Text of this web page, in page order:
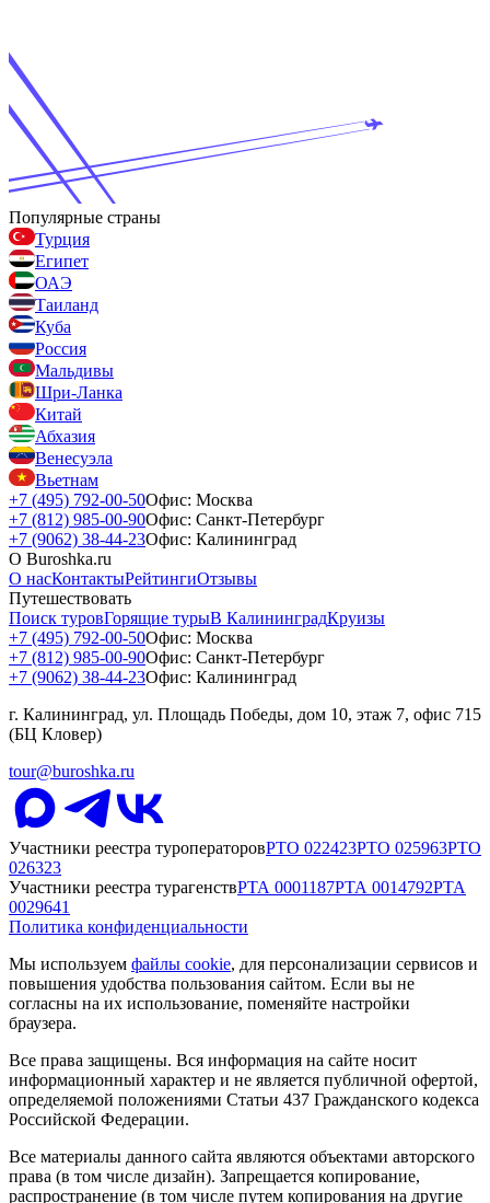
Популярные страны
Турция
Египет
ОАЭ
Таиланд
Куба
Россия
Мальдивы
Шри-Ланка
Китай
Абхазия
Венесуэла
Вьетнам
+7 (495) 792-00-50Офис: Москва
+7 (812) 985-00-90Офис: Санкт-Петербург
+7 (9062) 38-44-23Офис: Калининград
О Buroshka.ru
О насКонтактыРейтингиОтзывы
Путешествовать
Поиск туровГорящие турыВ КалининградКруизы
+7 (495) 792-00-50Офис: Москва
+7 (812) 985-00-90Офис: Санкт-Петербург
+7 (9062) 38-44-23Офис: Калининград
г. Калининград, ул. Площадь Победы, дом 10, этаж 7, офис 715
(БЦ Кловер)
tour@buroshka.ru
Участники реестра туроператоровРТО 022423РТО 025963РТО
026323
Участники реестра турагенствРТА 0001187РТА 0014792РТА
0029641
Политика конфиденциальности
Мы используем файлы cookie, для персонализации сервисов и
повышения удобства пользования сайтом. Если вы не
согласны на их использование, поменяйте настройки
браузера.
Все права защищены. Вся информация на сайте носит
информационный характер и не является публичной офертой,
определяемой положениями Статьи 437 Гражданского кодекса
Российской Федерации.
Все материалы данного сайта являются объектами авторского
права (в том числе дизайн). Запрещается копирование,
распространение (в том числе путем копирования на другие